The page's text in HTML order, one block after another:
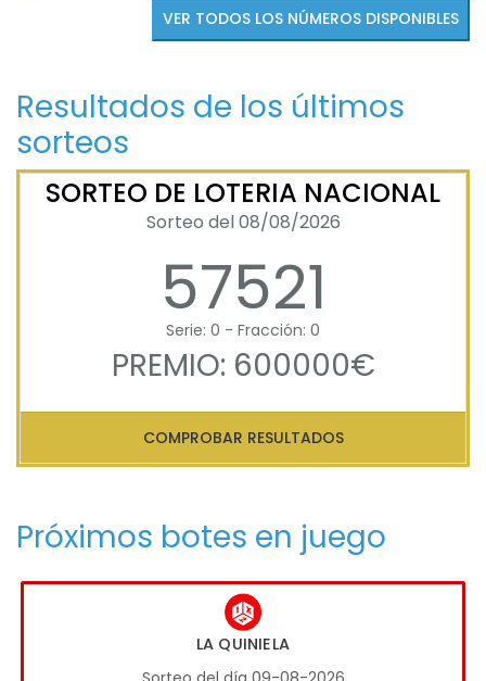
VER TODOS LOS NÚMEROS DISPONIBLES
Resultados de los últimos
sorteos
SORTEO DE LOTERIA NACIONAL
Sorteo del 08/08/2026
57521
Serie: 0 - Fracción: 0
PREMIO: 600000€
COMPROBAR RESULTADOS
Próximos botes en juego
LA QUINIELA